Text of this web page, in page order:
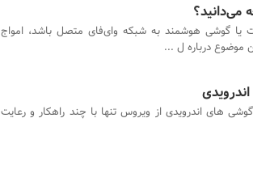
یا گوشی هوشمند به شبکه وای‌فای متصل باشد، امواج
موضوع درباره ل ...
های اندرویدی از ویروس تنها با چند راهکار و رعایت